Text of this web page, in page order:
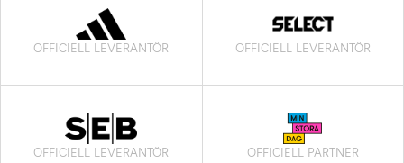
OFFICIELL LEVERANTÖR OFFICIELL LEVERANTÖR
OFFICIELL LEVERANTÖR OFFICIELL PARTNER